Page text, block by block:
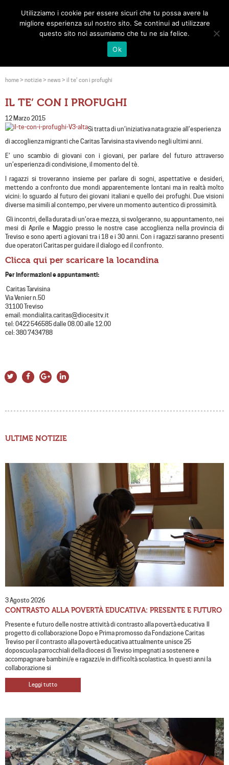
Toggle
home> notizie> news > il te’ con i profughi
IL TE’ CON I PROFUGHI
12 Marzo 2015
Si tratta di un’iniziativa nata grazie all’esperienza
di accoglienza migranti che Caritas Tarvisina sta vivendo negli ultimi anni.
E’ uno scambio di giovani con i giovani, per parlare del futuro attraverso
un’esperienza di condivisione, il momento del tè.
I ragazzi si troveranno insieme per parlare di sogni, aspettative e desideri,
mettendo a confronto due mondi apparentemente lontani ma in realtà molto
vicini: lo sguardo al futuro dei giovani italiani e quello dei profughi. Due visioni
diverse ma simili al contempo, per vivere un momento autentico di prossimità.
Gli incontri, della durata di un’ora e mezza, si svolgeranno, su appuntamento, nei
mesi di Aprile e Maggio presso le nostre case accoglienza nella provincia di
Treviso e sono aperti a giovani tra i 18 e i 30 anni. Con i ragazzi saranno presenti
due operatori Caritas per guidare il dialogo ed il confronto.
Clicca qui per scaricare la locandina
Per informazioni e appuntamenti:
Caritas Tarvisina
Via Venier n.50
31100 Treviso
email: mondialita.caritas@diocesitv.it
tel: 0422 546585 dalle 08.00 alle 12.00
cel: 380 7434788
ULTIME NOTIZIE
3 Agosto 2026
CONTRASTO ALLA POVERTÀ EDUCATIVA: PRESENTE E FUTURO
Presente e futuro delle nostre attività di contrasto alla povertà educativa Il
progetto di collaborazione Dopo e Prima promosso da Fondazione Caritas
Treviso per il contrasto alla povertà educativa attualmente unisce 25
doposcuola parrocchiali della diocesi di Treviso impegnati a sostenere e
accompagnare bambini/e e ragazzi/e in difficoltà scolastica. In questi anni la
collaborazione si
Leggi tutto
Utilizziamo i cookie per essere sicuri che tu possa avere la
migliore esperienza sul nostro sito. Se continui ad utilizzare
questo sito noi assumiamo che tu ne sia felice.
Ok